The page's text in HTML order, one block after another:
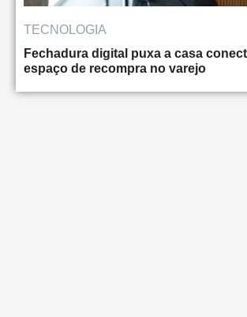
TECNOLOGIA
Fechadura digital puxa a casa
espaço de recompra no varejo